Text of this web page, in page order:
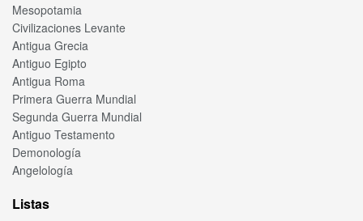
Mesopotamia
Civilizaciones Levante
Antigua Grecia
Antiguo Egipto
Antigua Roma
Primera Guerra Mundial
Segunda Guerra Mundial
Antiguo Testamento
Demonología
Angelología
Listas